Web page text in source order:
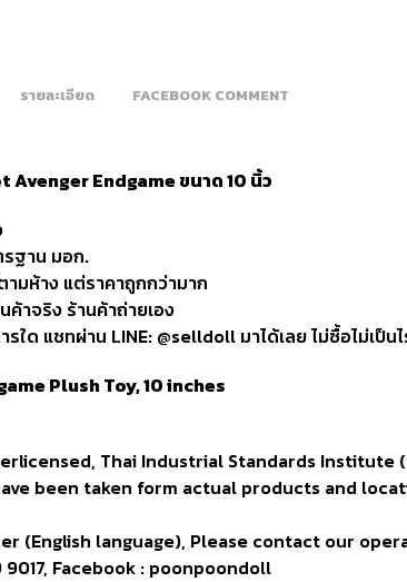
รายละเอียด FACEBOOK COMMENT
Avenger Endgame ขนาด 10 นิ้ว
ฐาน มอก.
มห้าง แต่ราคาถูกกว่ามาก
าจริง ร้านค้าถ่ายเอง
ด แชทผ่าน LINE: @selldoll มาได้เลย ไม่ซื้อไม่เป็นไ
Plush Toy, 10 inches
Thai Industrial Standards Institute
been taken form actual products and
(English language), Please contact our
9017, Facebook : poonpoondoll